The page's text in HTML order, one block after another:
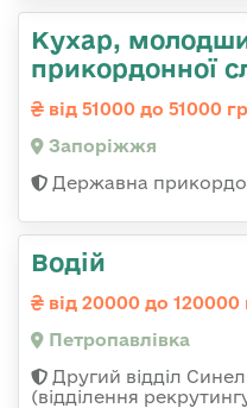
Кухар,
прикордонної
від 51000 до 51000
Запоріжжя
Державна
Водій
від 20000 до 120000
Петропавлівка
Другий відділ
(відділення